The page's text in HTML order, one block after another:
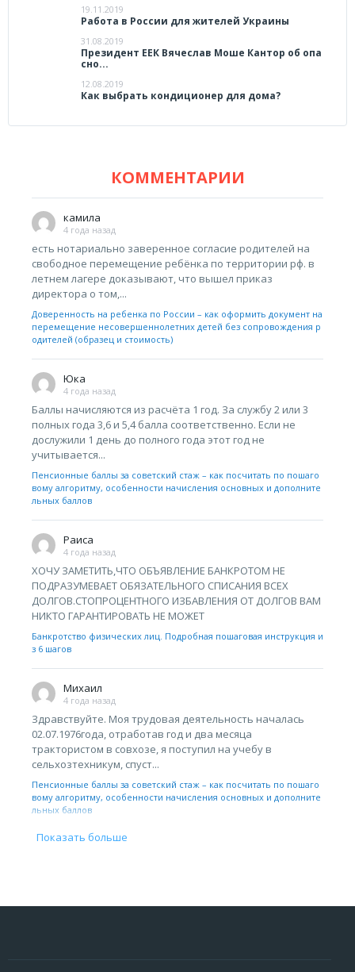
19.11.2019
Работа в России для жителей Украины
31.08.2019
Президент ЕЕК Вячеслав Моше Кантор об опа
сно...
12.08.2019
Как выбрать кондиционер для дома?
КОММЕНТАРИИ
камила
4 года назад
есть нотариально заверенное согласие родителей на
свободное перемещение ребёнка по территории рф. в
летнем лагере доказывают, что вышел приказ
директора о том,...
Доверенность на ребенка по России – как оформить документ на
перемещение несовершеннолетних детей без сопровождения р
одителей (образец и стоимость)
Юка
4 года назад
Баллы начисляются из расчёта 1 год. За службу 2 или 3
полных года 3,6 и 5,4 балла соответственно. Если не
дослужили 1 день до полного года этот год не
учитывается...
Пенсионные баллы за советский стаж – как посчитать по пошаго
вому алгоритму, особенности начисления основных и дополните
льных баллов
Раиса
4 года назад
ХОЧУ ЗАМЕТИТЬ,ЧТО ОБЪЯВЛЕНИЕ БАНКРОТОМ НЕ
ПОДРАЗУМЕВАЕТ ОБЯЗАТЕЛЬНОГО СПИСАНИЯ ВСЕХ
ДОЛГОВ.СТОПРОЦЕНТНОГО ИЗБАВЛЕНИЯ ОТ ДОЛГОВ ВАМ
НИКТО ГАРАНТИРОВАТЬ НЕ МОЖЕТ
Банкротство физических лиц. Подробная пошаговая инструкция и
з 6 шагов
Михаил
4 года назад
Здравствуйте. Моя трудовая деятельность началась
02.07.1976года, отработав год и два месяца
трактористом в совхозе, я поступил на учебу в
сельхозтехникум, спуст...
Пенсионные баллы за советский стаж – как посчитать по пошаго
вому алгоритму, особенности начисления основных и дополните
льных баллов
Показать больше